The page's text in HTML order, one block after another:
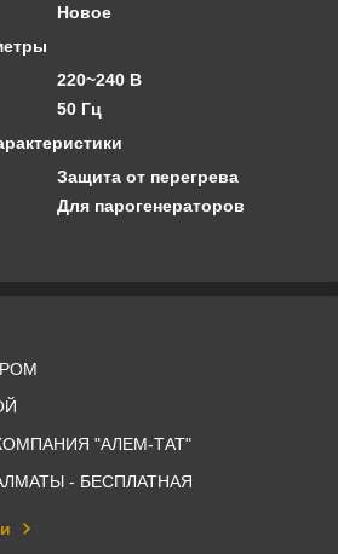
Новое
220~240 В
50 Гц
Защита от перегрева
Для парогенераторов
"АЛЕМ-ТАТ"
- БЕСПЛАТНАЯ